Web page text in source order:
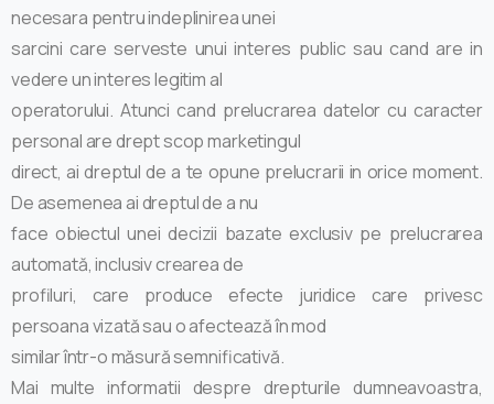
necesara pentru indeplinirea unei
sarcini care serveste unui interes public sau cand are in
vedere un interes legitim al
operatorului. Atunci cand prelucrarea datelor cu caracter
personal are drept scop marketingul
direct, ai dreptul de a te opune prelucrarii in orice moment.
De asemenea ai dreptul de a nu
face obiectul unei decizii bazate exclusiv pe prelucrarea
automată, inclusiv crearea de
profiluri, care produce efecte juridice care privesc
persoana vizată sau o afectează în mod
similar într-o măsură semnificativă.
Mai multe informatii despre drepturile dumneavoastra,